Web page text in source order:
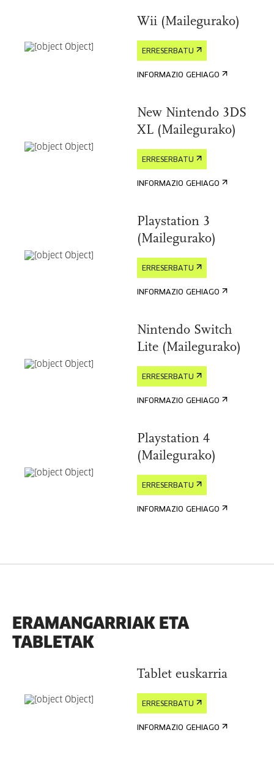
Wii (Mailegurako)
ERRESERBATU
INFORMAZIO GEHIAGO
New Nintendo 3DS
XL (Mailegurako)
ERRESERBATU
INFORMAZIO GEHIAGO
Playstation 3
(Mailegurako)
ERRESERBATU
INFORMAZIO GEHIAGO
Nintendo Switch
Lite (Mailegurako)
ERRESERBATU
INFORMAZIO GEHIAGO
Playstation 4
(Mailegurako)
ERRESERBATU
INFORMAZIO GEHIAGO
ERAMANGARRIAK ETA
TABLETAK
Tablet euskarria
ERRESERBATU
INFORMAZIO GEHIAGO